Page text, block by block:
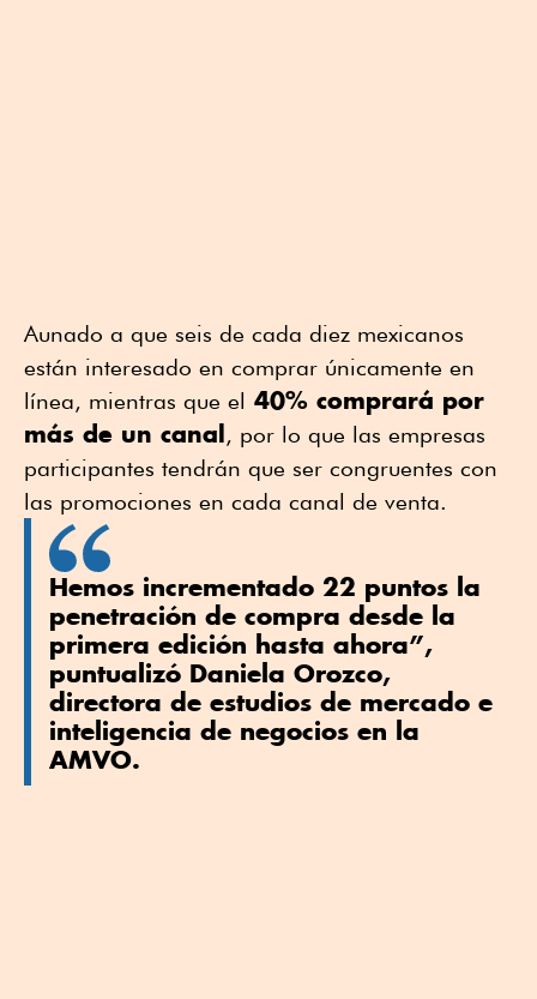
Aunado a que seis de cada diez mexicanos
están interesado en comprar únicamente en
línea, mientras que el 40% comprará por
más de un canal , por lo que las empresas
participantes tendrán que ser congruentes con
las promociones en cada canal de venta.
Hemos incrementado 22 puntos la
penetración de compra desde la
primera edición hasta ahora”,
puntualizó Daniela Orozco,
directora de estudios de mercado e
inteligencia de negocios en la
AMVO.